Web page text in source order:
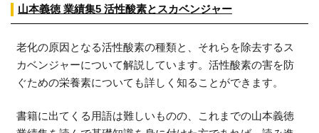
山本義徳 業績集5 活性酸素とスカベンジャー
老化の原因となる活性酸素の種類と、それらを除去するス
カベンジャーについて解説しています。活性酸素の害を防
ぐための栄養素についても詳しく知ることができます。
書籍に出てくる用語は難しいものの、これまでの山本義徳